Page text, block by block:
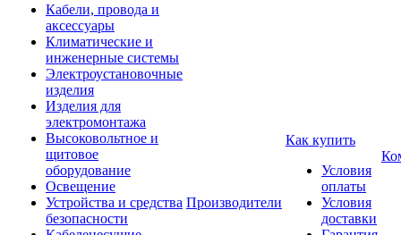
Кабели, провода и
аксессуары
Климатические и
инженерные системы
Электроустановочные
изделия
Изделия для
электромонтажа
Высоковольтное и
щитовое
оборудование
Освещение
Устройства и средства
безопасности
Производители
Как купить
Условия
оплаты
Условия
доставки